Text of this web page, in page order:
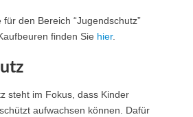
für den Bereich “Jugendschutz”
finden Sie hier.
steht im Fokus, dass Kinder
aufwachsen können. Dafür